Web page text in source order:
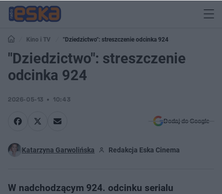
Kino i TV "Dziedzictwo": streszczenie odcinka 924
"Dziedzictwo": streszczenie
odcinka 924
2026-05-13 10:43
Dodaj do Google
Katarzyna Garwolińska Redakcja Eska Cinema
W nadchodzącym 924. odcinku serialu